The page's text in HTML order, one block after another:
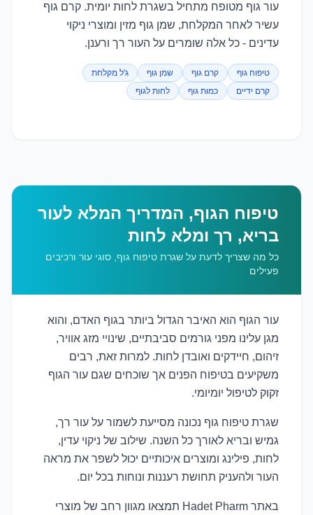
עור גוף מטופח מתחיל בשגרת לחות יומית. קרם גוף
עשיר לאחר המקלחת, שמן גוף מזין ומוצרי ניקוי
עדינים - כל אלה שומרים על העור רך ורענן.
טיפוח גוף קרם גוף שמן גוף
ג'ל מקלחת
קרם ידיים
כמות גוף לחות לגוף
טיפוח הגוף, המדריך המלא לעור
בריא, רך ומלא לחות
כל מה שצריך לדעת על שגרת טיפוח גוף, סוגי עור ורכיבים
פעילים
עור הגוף הוא האיבר הגדול ביותר בגוף האדם, והוא
מגן עלינו מפני גורמים סביבתיים, שינויי מזג אוויר,
זיהום, חיידקים ואובדן לחות. למרות זאת, רבים
משקיעים בטיפוח הפנים אך שוכחים שגם עור הגוף
זקוק לטיפול יומיומי.
שגרת טיפוח גוף נכונה מסייעת לשמור על עור רך,
גמיש ובריא לאורך כל השנה. שילוב של ניקוי עדין,
לחות, פילינג ומוצרים איכותיים יכול לשפר את מראה
העור ולהעניק תחושת רעננות ונוחות בכל יום.
באתר Hadet Pharm תמצאו מגוון רחב של מוצרי